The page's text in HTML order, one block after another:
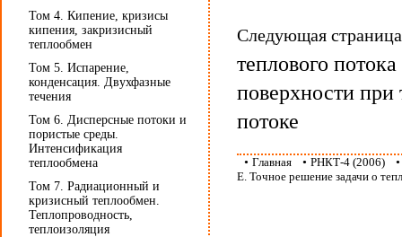
Том 4. Кипение, кризисы
кипения, закризисный
теплообмен
Том 5. Испарение,
конденсация. Двухфазные
течения
Том 6. Дисперсные потоки и
пористые среды.
Интенсификация
теплообмена
Том 7. Радиационный и
кризисный теплообмен.
Теплопроводность,
теплоизоляция
Следующая
теплового
поверхности при
потоке
• Главная • РНКТ-4 (2006)
Е. Точное решение задачи о